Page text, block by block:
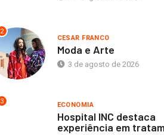
2
CESAR FRANCO
Moda e Arte
3 de agosto de 2026
3 ECONOMIA
Hospital INC destaca
experiência em